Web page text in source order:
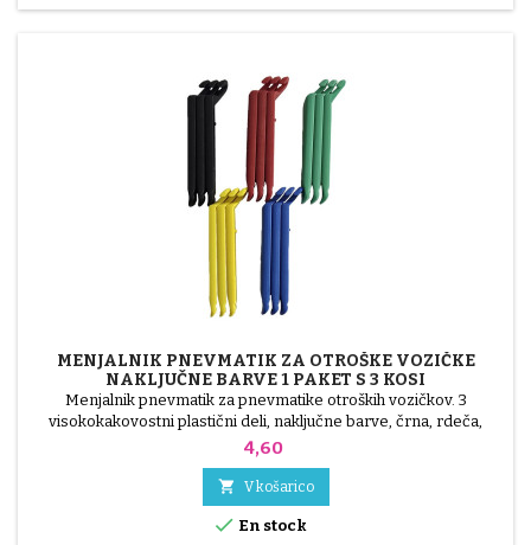
MENJALNIK PNEVMATIK ZA OTROŠKE VOZIČKE
NAKLJUČNE BARVE 1 PAKET S 3 KOSI
Menjalnik pnevmatik za pnevmatike otroških vozičkov. 3
visokokakovostni plastični deli, naključne barve, črna, rdeča,
zelena, rumena in modra ali 3 jekleni deli ( siva ) Pnevmatiko
Cena
4,60
 V košarico
 En stock